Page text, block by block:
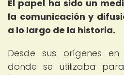
El papel ha sido un
la comunicación y
a lo largo de la historia.
Desde sus orígenes
donde se utilizaba